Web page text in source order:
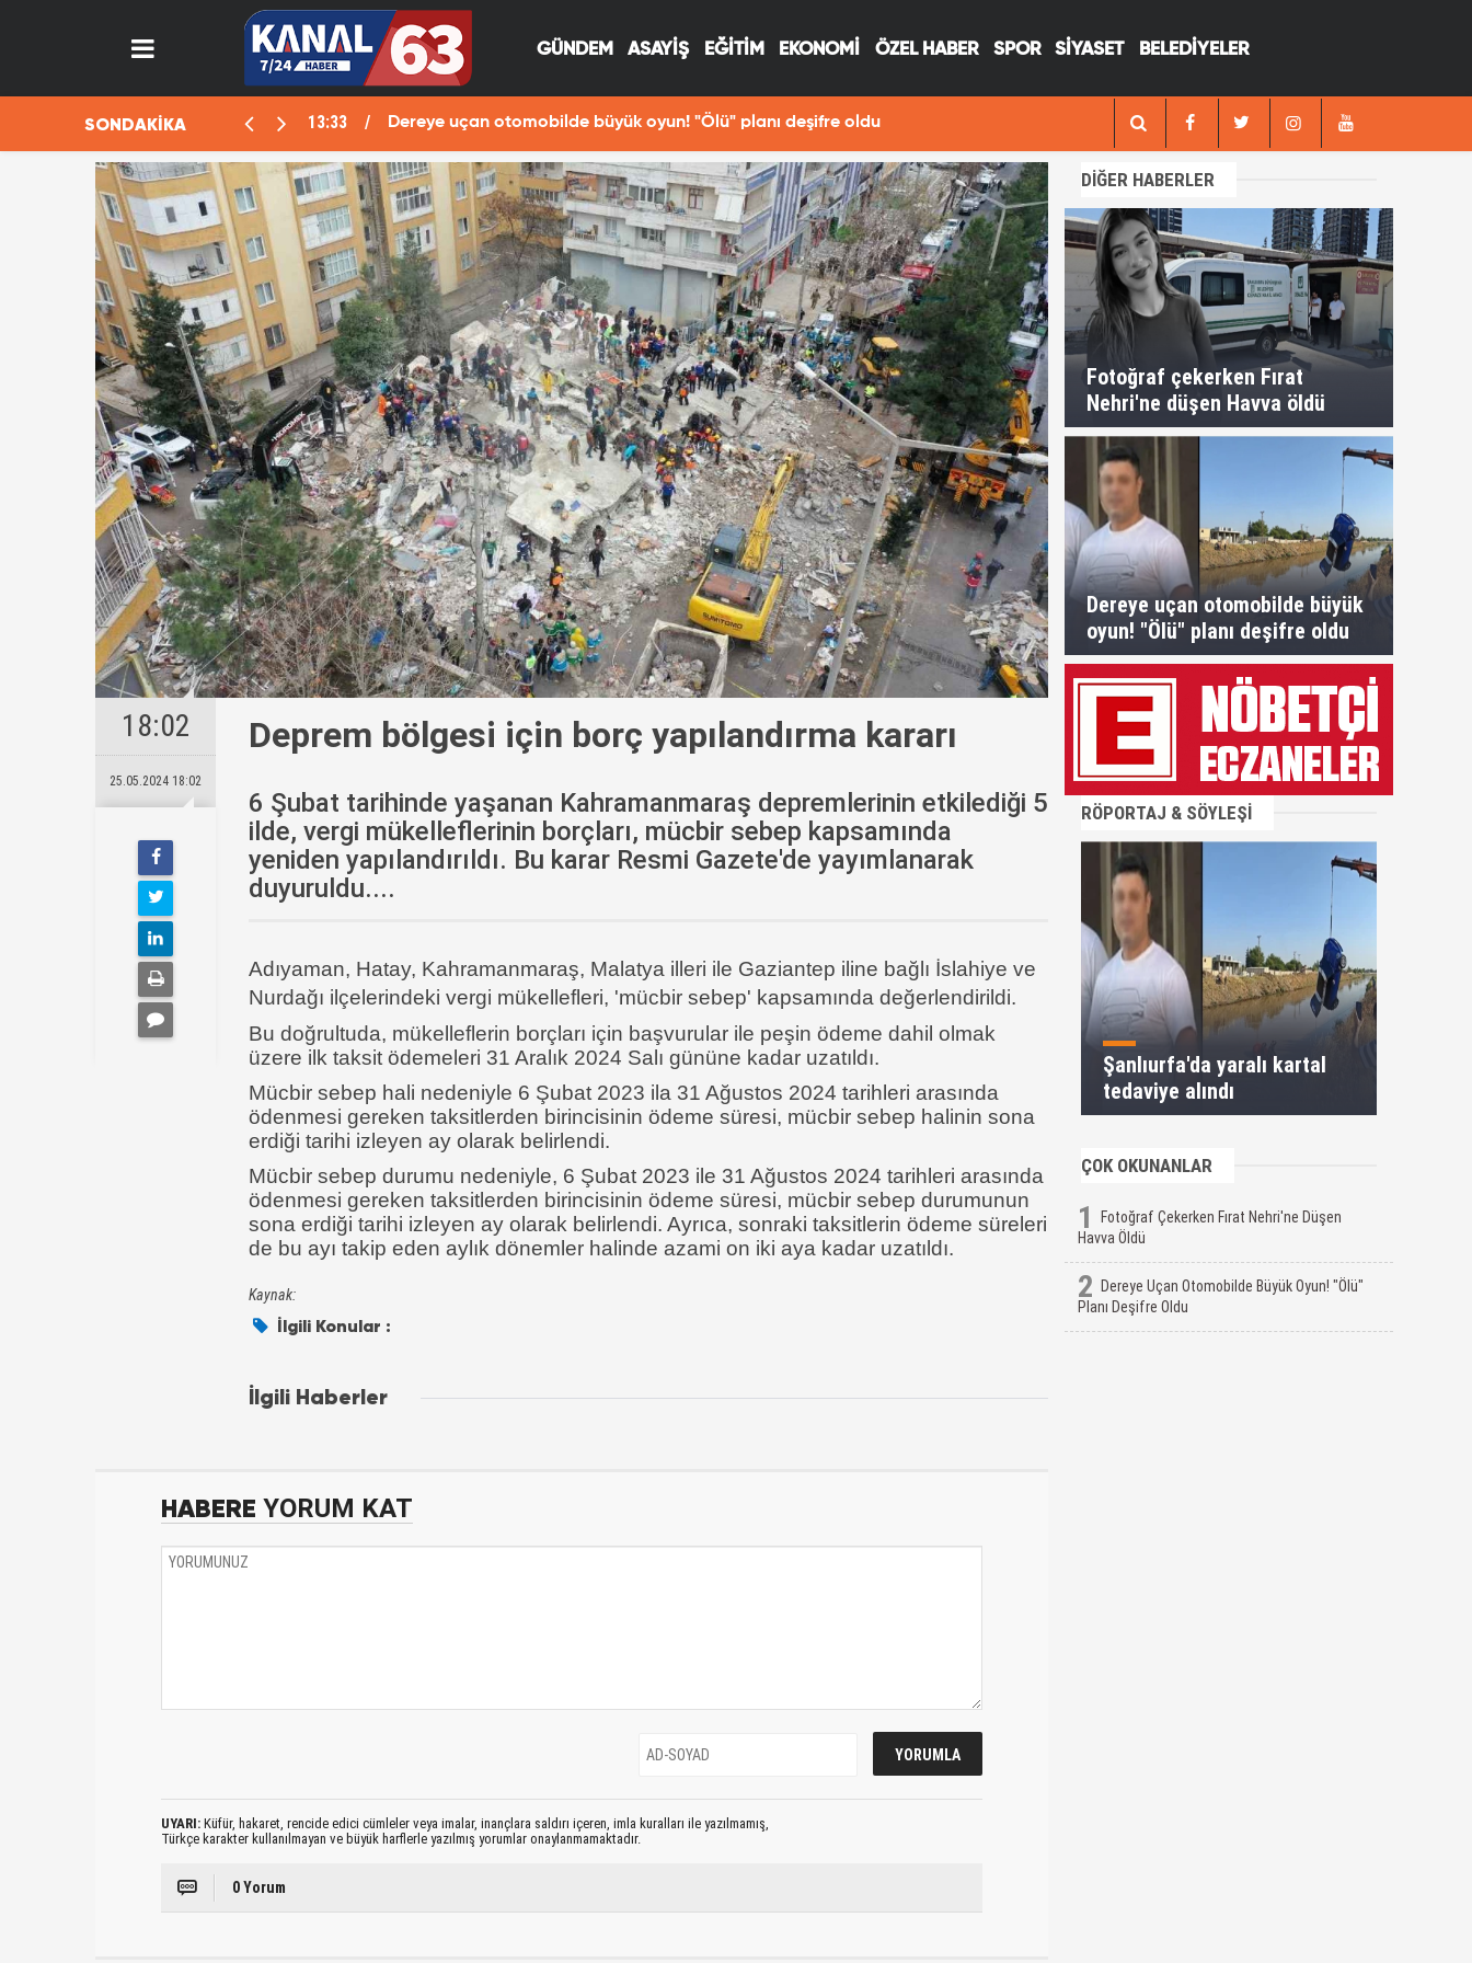
GÜNDEM ASAYİŞ EĞİTİM EKONOMİ ÖZEL HABER SPOR SİYASET BELEDİYELER
SONDAKİKA 13:33 Dereye uçan otomobilde büyük oyun! "Ölü" planı deşifre oldu Fotoğraf çekerken Fırat Nehri'ne düşen
18:02
25.05.2024 18:02
Deprem bölgesi için borç yapılandırma kararı
6 Şubat tarihinde yaşanan Kahramanmaraş depremlerinin etkilediği 5
ilde, vergi mükelleflerinin borçları, mücbir sebep kapsamında
yeniden yapılandırıldı. Bu karar Resmi Gazete'de yayımlanarak
duyuruldu....
Adıyaman, Hatay, Kahramanmaraş, Malatya illeri ile Gaziantep iline bağlı İslahiye ve
Nurdağı ilçelerindeki vergi mükellefleri, 'mücbir sebep' kapsamında değerlendirildi.
Bu doğrultuda, mükelleflerin borçları için başvurular ile peşin ödeme dahil olmak
üzere ilk taksit ödemeleri 31 Aralık 2024 Salı gününe kadar uzatıldı.
Mücbir sebep hali nedeniyle 6 Şubat 2023 ila 31 Ağustos 2024 tarihleri arasında
ödenmesi gereken taksitlerden birincisinin ödeme süresi, mücbir sebep halinin sona
erdiği tarihi izleyen ay olarak belirlendi.
Mücbir sebep durumu nedeniyle, 6 Şubat 2023 ile 31 Ağustos 2024 tarihleri arasında
ödenmesi gereken taksitlerden birincisinin ödeme süresi, mücbir sebep durumunun
sona erdiği tarihi izleyen ay olarak belirlendi. Ayrıca, sonraki taksitlerin ödeme süreleri
de bu ayı takip eden aylık dönemler halinde azami on iki aya kadar uzatıldı.
Kaynak:
İlgili Konular :
İlgili Haberler
HABERE YORUM KAT
UYARI: Küfür, hakaret, rencide edici cümleler veya imalar, inançlara saldırı içeren, imla kuralları ile yazılmamış,
Türkçe karakter kullanılmayan ve büyük harflerle yazılmış yorumlar onaylanmamaktadır.
0 Yorum
DİĞER HABERLER
Fotoğraf çekerken Fırat
Nehri'ne düşen Havva öldü
Dereye uçan otomobilde büyük
oyun! "Ölü" planı deşifre oldu
RÖPORTAJ & SÖYLEŞİ
Şanlıurfa'da yaralı kartal
tedaviye alındı
ÇOK OKUNANLAR
1
Fotoğraf Çekerken Fırat Nehri'ne Düşen
Havva Öldü
2
Dereye Uçan Otomobilde Büyük Oyun! "Ölü"
Planı Deşifre Oldu